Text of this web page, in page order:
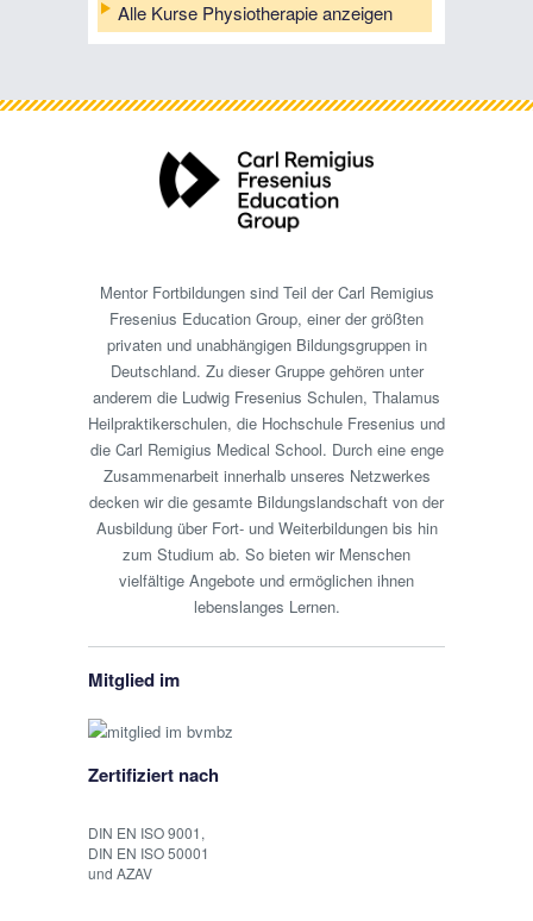
Alle Kurse Physiotherapie anzeigen
Mentor Fortbildungen sind Teil der Carl Remigius
Fresenius Education Group, einer der größten
privaten und unabhängigen Bildungsgruppen in
Deutschland. Zu dieser Gruppe gehören unter
anderem die Ludwig Fresenius Schulen, Thalamus
Heilpraktikerschulen, die Hochschule Fresenius und
die Carl Remigius Medical School. Durch eine enge
Zusammenarbeit innerhalb unseres Netzwerkes
decken wir die gesamte Bildungslandschaft von der
Ausbildung über Fort- und Weiterbildungen bis hin
zum Studium ab. So bieten wir Menschen
vielfältige Angebote und ermöglichen ihnen
lebenslanges Lernen.
Mitglied im
Zertifiziert nach
DIN EN ISO 9001,
DIN EN ISO 50001
und AZAV